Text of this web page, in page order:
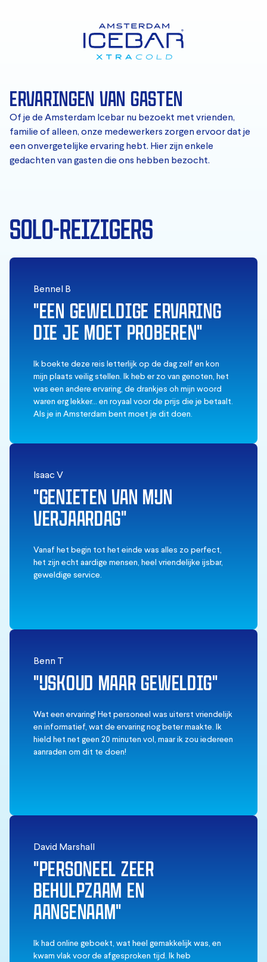
ERVARINGEN VAN GASTEN
Of je de Amsterdam Icebar nu bezoekt met vrienden,
familie of alleen, onze medewerkers zorgen ervoor dat je
een onvergetelijke ervaring hebt. Hier zijn enkele
gedachten van gasten die ons hebben bezocht.
SOLO-REIZIGERS
Bennel B
"EEN GEWELDIGE ERVARING
DIE JE MOET PROBEREN"
Ik boekte deze reis letterlijk op de dag zelf en kon
mijn plaats veilig stellen. Ik heb er zo van genoten, het
was een andere ervaring, de drankjes oh mijn woord
waren erg lekker... en royaal voor de prijs die je betaalt.
Als je in Amsterdam bent moet je dit doen.
Isaac V
"GENIETEN VAN MIJN
VERJAARDAG"
Vanaf het begin tot het einde was alles zo perfect,
het zijn echt aardige mensen, heel vriendelijke ijsbar,
geweldige service.
Benn T
"IJSKOUD MAAR GEWELDIG"
Wat een ervaring! Het personeel was uiterst vriendelijk
en informatief, wat de ervaring nog beter maakte. Ik
hield het net geen 20 minuten vol, maar ik zou iedereen
aanraden om dit te doen!
David Marshall
"PERSONEEL ZEER
BEHULPZAAM EN
AANGENAAM"
Ik had online geboekt, wat heel gemakkelijk was, en
kwam vlak voor de afgesproken tijd. Ik heb